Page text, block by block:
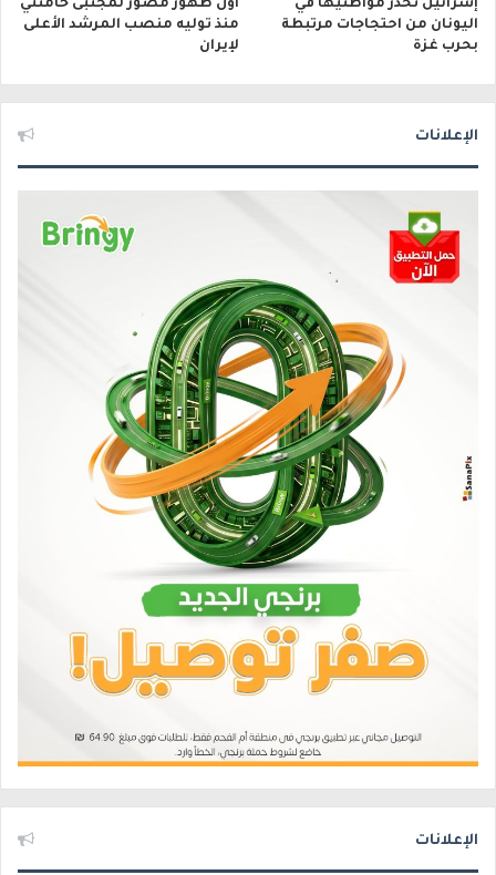
إسرائيل تحذر مواطنيها في
اليونان من احتجاجات مرتبطة
بحرب غزة
أول ظهور مصوّر لمجتبى خامنئي
منذ توليه منصب المرشد الأعلى
لإيران
الإعلانات
الإعلانات